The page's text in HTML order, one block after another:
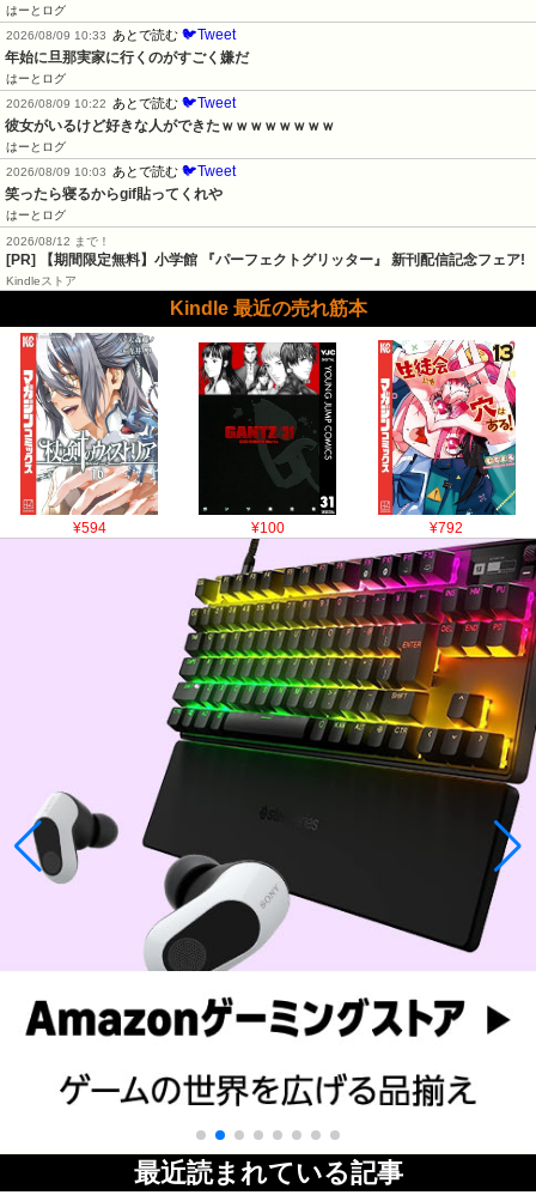
はーとログ
2026/08/09 10:33
あとで読む 🐦Tweet
年始に旦那実家に行くのがすごく嫌だ
はーとログ
2026/08/09 10:22
あとで読む 🐦Tweet
彼女がいるけど好きな人ができたｗｗｗｗｗｗｗｗ
はーとログ
2026/08/09 10:03
あとで読む 🐦Tweet
笑ったら寝るからgif貼ってくれや
はーとログ
2026/08/12 まで！
[PR] 【期間限定無料】小学館 『パーフェクトグリッター』 新刊配信記念フェア!
Kindleストア
Kindle 最近の売れ筋本
¥594 ¥100 ¥792
最近読まれている記事